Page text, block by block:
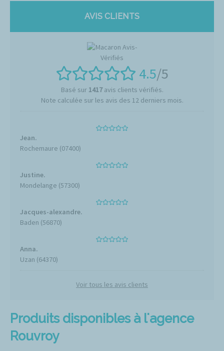
Produits disponibles à l'agence
Rouvroy
AVIS CLIENTS
4.5/5
Basé sur 1417avis clients vérifiés.
Note calculée sur les avis des 12 derniers mois.
Jean.
Rochemaure (07400)
Justine.
Mondelange (57300)
Jacques-alexandre.
Baden (56870)
Anna.
Uzan (64370)
Voir tous les avis clients